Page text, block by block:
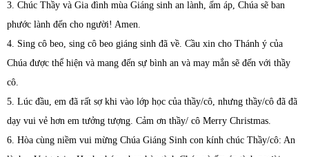
3. Chúc Thầy và Gia đình mùa Giáng sinh an lành, ấm áp, Chúa sẽ ban
phước lành đến cho người! Amen.
4. Sing cô beo, sing cô beo giáng sinh đã về. Cầu xin cho Thánh ý của
Chúa được thể hiện và mang đến sự bình an và may mắn sẽ đến với thầy
cô.
5. Lúc đầu, em đã rất sợ khi vào lớp học của thầy/cô, nhưng thầy/cô đã đã
dạy vui vẻ hơn em tưởng tượng. Cảm ơn thầy/ cô Merry Christmas.
6. Hòa cùng niềm vui mừng Chúa Giáng Sinh con kính chúc Thầy/cô: An